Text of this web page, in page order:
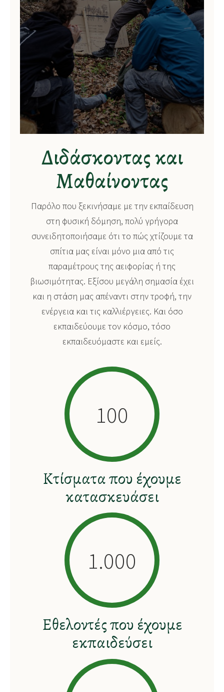
Διδάσκοντας και
Μαθαίνοντας
Παρόλο που ξεκινήσαμε με την εκπαίδευση
στη φυσική δόμηση, πολύ γρήγορα
συνειδητοποιήσαμε ότι το πώς χτίζουμε τα
σπίτια μας είναι μόνο μια από τις
παραμέτρους της αειφορίας ή της
βιωσιμότητας. Εξίσου μεγάλη σημασία έχει
και η στάση μας απέναντι στην τροφή, την
ενέργεια και τις καλλιέργειες. Και όσο
εκπαιδεύουμε τον κόσμο, τόσο
εκπαιδευόμαστε και εμείς.
100
Κτίσματα που έχουμε
κατασκευάσει
1.000
Εθελοντές που έχουμε
εκπαιδεύσει